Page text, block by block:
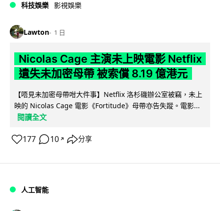
科技娛樂 影視娛樂
Lawton 1 日
Nicolas Cage 主演未上映電影 Netflix
遺失未加密母帶 被索償 8.19 億港元
【唔見未加密母帶咁大件事】Netflix 洛杉磯辦公室被竊，未上
映的 Nicolas Cage 電影《Fortitude》母帶亦告失蹤。電影...
閱讀全文
177 10 ↗ 分享
人工智能